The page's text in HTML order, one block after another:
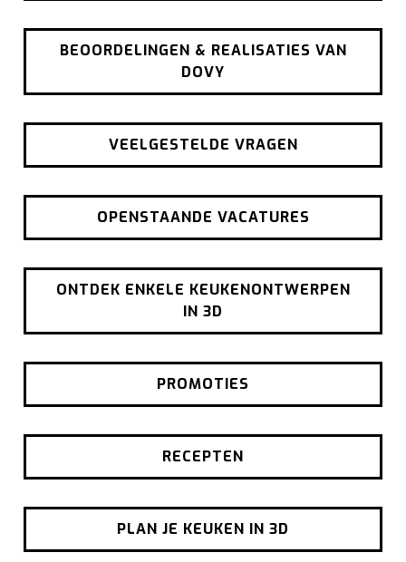
BEOORDELINGEN & REALISATIES VAN
DOVY
VEELGESTELDE VRAGEN
OPENSTAANDE VACATURES
ONTDEK ENKELE KEUKENONTWERPEN
IN 3D
PROMOTIES
RECEPTEN
PLAN JE KEUKEN IN 3D